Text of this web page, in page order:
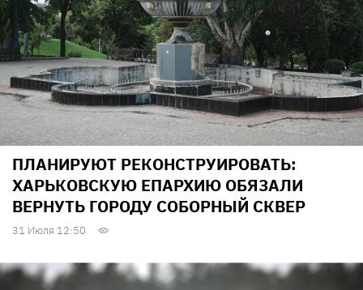
ПЛАНИРУЮТ РЕКОНСТРУИРОВАТЬ:
ХАРЬКОВСКУЮ ЕПАРХИЮ ОБЯЗАЛИ
ВЕРНУТЬ ГОРОДУ СОБОРНЫЙ СКВЕР
31 Июля 12:50